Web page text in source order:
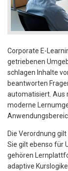
Corporate E-
getriebenen
schlagen Inhalte
beantworten
automatisiert. Aus
moderne
Die Verordnung
Sie gilt ebenso für
gehören
adaptive